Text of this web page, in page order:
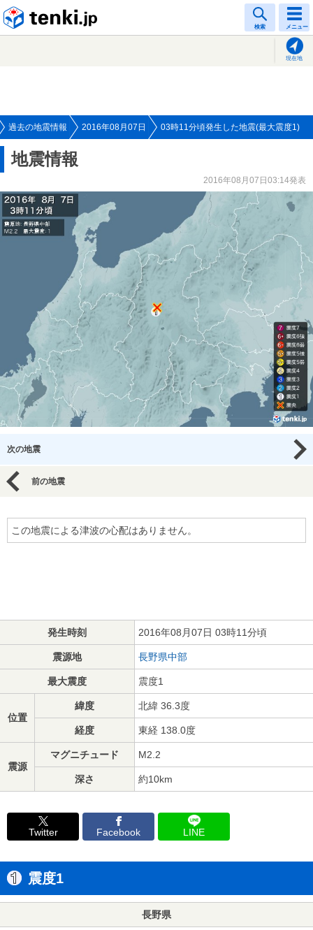
検索 メニュー
現在地
過去の地震情報 2016年08月07日 03時11分頃発生した地震(最大震度1)
地震情報
2016年08月07日03:14発表
次の地震
前の地震
この地震による津波の心配はありません。
発生時刻 2016年08月07日 03時11分頃
震源地 長野県中部
最大震度 震度1
位置
緯度 北緯 36.3度
経度 東経 138.0度
震源
マグニチュード M2.2
深さ 約10km
Twitter Facebook LINE
震度1
長野県